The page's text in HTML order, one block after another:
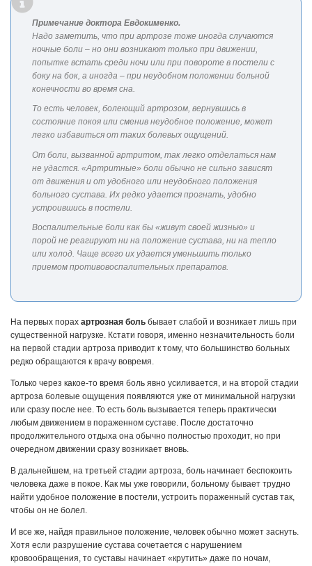
Примечание доктора Евдокименко.
Надо заметить, что при артрозе тоже иногда случаются
ночные боли – но они возникают только при движении,
попытке встать среди ночи или при повороте в постели с
боку на бок, а иногда – при неудобном положении больной
конечности во время сна.
То есть человек, болеющий артрозом, вернувшись в
состояние покоя или сменив неудобное положение, может
легко избавиться от таких болевых ощущений.
От боли, вызванной артритом, так легко отделаться нам
не удастся. «Артритные» боли обычно не сильно зависят
от движения и от удобного или неудобного положения
больного сустава. Их редко удается прогнать, удобно
устроившись в постели.
Воспалительные боли как бы «живут своей жизнью» и
порой не реагируют ни на положение сустава, ни на тепло
или холод. Чаще всего их удается уменьшить только
приемом противовоспалительных препаратов.
На первых порах артрозная боль бывает слабой и возникает лишь при
существенной нагрузке. Кстати говоря, именно незначительность боли
на первой стадии артроза приводит к тому, что большинство больных
редко обращаются к врачу вовремя.
Только через какое-то время боль явно усиливается, и на второй стадии
артроза болевые ощущения появляются уже от минимальной нагрузки
или сразу после нее. То есть боль вызывается теперь практически
любым движением в пораженном суставе. После достаточно
продолжительного отдыха она обычно полностью проходит, но при
очередном движении сразу возникает вновь.
В дальнейшем, на третьей стадии артроза, боль начинает беспокоить
человека даже в покое. Как мы уже говорили, больному бывает трудно
найти удобное положение в постели, устроить пораженный сустав так,
чтобы он не болел.
И все же, найдя правильное положение, человек обычно может заснуть.
Хотя если разрушение сустава сочетается с нарушением
кровообращения, то суставы начинает «крутить» даже по ночам,